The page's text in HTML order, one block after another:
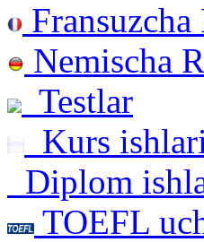
Nemischa
Testlar
Kurs
Diplom
TOEFL